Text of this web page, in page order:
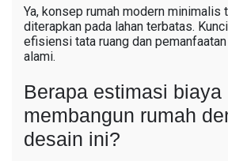
Ya, konsep rumah modern minimalis
diterapkan pada lahan terbatas.
efisiensi tata ruang dan
alami.
Berapa estimasi biaya
membangun rumah
desain ini?